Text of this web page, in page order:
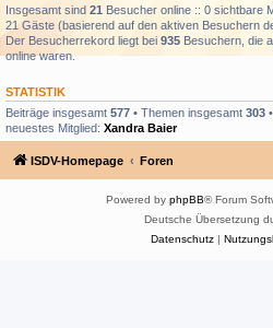
Insgesamt sind 21 Besucher online :: 0 sichtbare
21 Gäste (basierend auf den aktiven Besuchern
Der Besucherrekord liegt bei 935 Besuchern, die
online waren.
STATISTIK
Beiträge insgesamt 577 • Themen insgesamt 303
neuestes Mitglied: Xandra Baier
ISDV-Homepage Foren
Powered by phpBB® Forum
Deutsche Übersetzung
Datenschutz|